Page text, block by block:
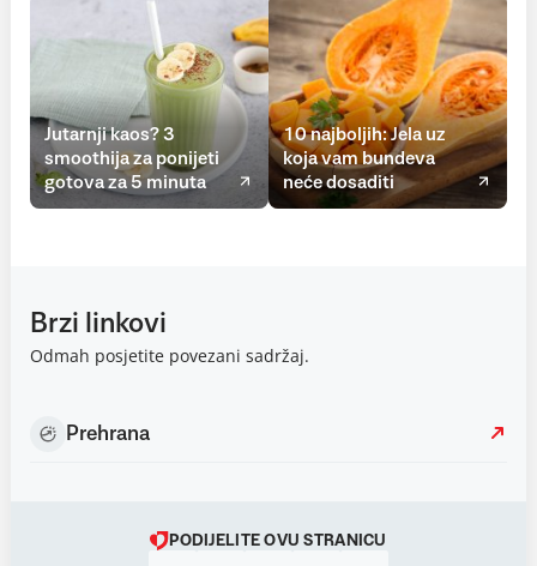
Jutarnji kaos? 3
smoothija za ponijeti
gotova za 5 minuta
10 najboljih: Jela uz
koja vam bundeva
neće dosaditi
Brzi linkovi
Odmah posjetite povezani sadržaj.
Prehrana
PODIJELITE OVU STRANICU